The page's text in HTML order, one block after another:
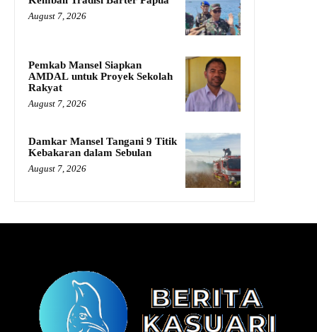
August 7, 2026
Pemkab Mansel Siapkan
AMDAL untuk Proyek Sekolah
Rakyat
August 7, 2026
Damkar Mansel Tangani 9 Titik
Kebakaran dalam Sebulan
August 7, 2026